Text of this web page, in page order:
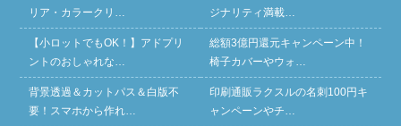
リア・カラークリ…
【小ロットでもOK！】アドプリ
ントのおしゃれな…
背景透過＆カットパス＆白版不
要！スマホから作れ…
ジナリティ満載…
総額3億円還元キャンペーン中！
椅子カバーやウォ…
印刷通販ラクスルの名刺100円キ
ャンペーンやチ…